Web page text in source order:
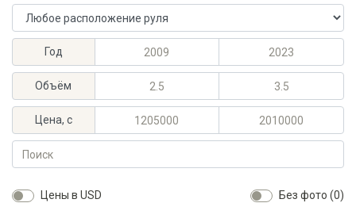
Расположение руля
Год
Максимальный год выпуска
Минимальный год выпуска
Объём
Максимальный объём, л
Минимальный объём, л
Цена, с
Максимальная цена, KGS
Минимальная цена, KGS
Поиск
Цены в USD Без фото (0)